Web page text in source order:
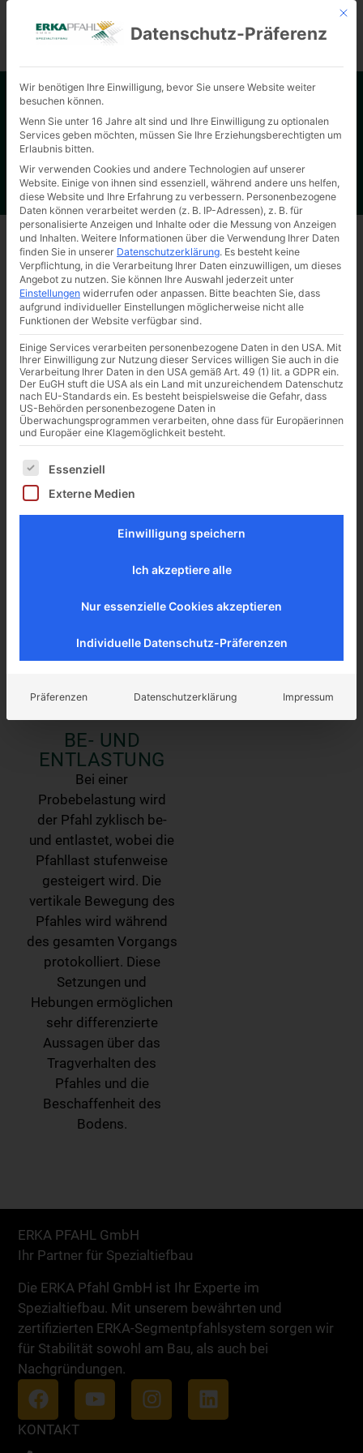
KONTAKT
PROBEBELASTUNG
DIN-GERECHTE
PROBEBELASTUNG
BEI
KOMPLEXEM
SETZUNGSVERHALTEN
Ist das zeitabhängige
Setzungsverhalten
(viskoelastisches
Kriechen, Konsolidation)
bei der Überprüfung der
äußeren Tragfähigkeit
von Bedeutung, reicht
eine Setzungsprobe
eine Probebelastung
durchgeführt. Sie kann
der Setzungen bei
eine Aufstockung
BE- UND
ENTLASTUNG
Bei einer
Probebelastung wird
der Pfahl zyklisch be-
und entlastet, wobei die
Pfahllast stufenweise
gesteigert wird. Die
vertikale Bewegung des
Pfahles wird während
des gesamten Vorgangs
protokolliert. Diese
Setzungen und
Hebungen ermöglichen
sehr differenzierte
Aussagen über das
Tragverhalten des
Pfahles und die
Beschaffenheit des
Bodens.
ERKA PFAHL GmbH
Ihr Partner für Spezialtiefbau
Die ERKA Pfahl GmbH ist Ihr Experte im
Spezialtiefbau. Mit unserem bewährten und
zertifizierten ERKA-Segmentpfahlsystem sorgen wir
für Stabilität sowohl am Bau, als auch bei
Nachgründungen.
KONTAKT
Mit
Datenschutz-Präferenz
Wir benötigen Ihre Einwilligung, bevor Sie unsere Website weiter
besuchen können.
Wenn Sie unter 16 Jahre alt sind und Ihre Einwilligung zu optionalen
Services geben möchten, müssen Sie Ihre Erziehungsberechtigten um
Erlaubnis bitten.
Wir verwenden Cookies und andere Technologien auf unserer
Website. Einige von ihnen sind essenziell, während andere uns helfen,
diese Website und Ihre Erfahrung zu verbessern. Personenbezogene
Daten können verarbeitet werden (z. B. IP-Adressen), z. B. für
personalisierte Anzeigen und Inhalte oder die Messung von Anzeigen
und Inhalten. Weitere Informationen über die Verwendung Ihrer Daten
finden Sie in unserer Datenschutzerklärung. Es besteht keine
Verpflichtung, in die Verarbeitung Ihrer Daten einzuwilligen, um dieses
Angebot zu nutzen. Sie können Ihre Auswahl jederzeit unter
Einstellungen widerrufen oder anpassen. Bitte beachten Sie, dass
aufgrund individueller Einstellungen möglicherweise nicht alle
Funktionen der Website verfügbar sind.
Einige Services verarbeiten personenbezogene Daten in den USA. Mit
Ihrer Einwilligung zur Nutzung dieser Services willigen Sie auch in die
Verarbeitung Ihrer Daten in den USA gemäß Art. 49 (1) lit. a GDPR ein.
Der EuGH stuft die USA als ein Land mit unzureichendem Datenschutz
nach EU-Standards ein. Es besteht beispielsweise die Gefahr, dass
US-Behörden personenbezogene Daten in
Überwachungsprogrammen verarbeiten, ohne dass für Europäerinnen
und Europäer eine Klagemöglichkeit besteht.
Es folgt eine Liste der Service-Gruppen, für die eine
Essenziell
Externe Medien
Einwilligung speichern
Ich akzeptiere alle
Nur essenzielle Cookies akzeptieren
Individuelle Datenschutz-Präferenzen
Präferenzen Datenschutzerklärung Impressum